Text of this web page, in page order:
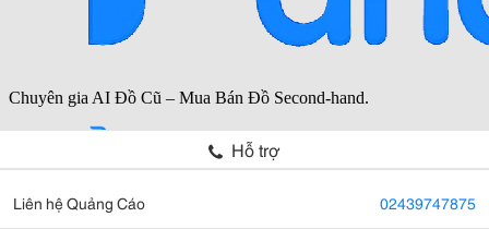
Hỗ trợ
Liên hệ Quảng Cáo 02439747875